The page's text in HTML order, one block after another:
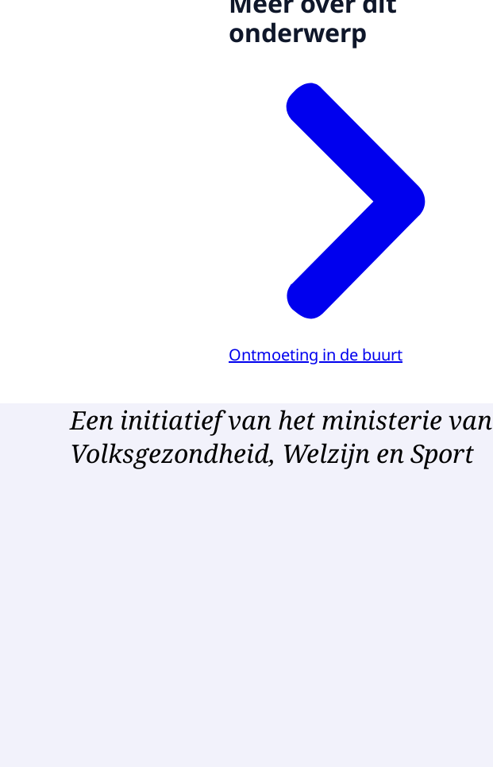
onderwerp
Ontmoeting in de buurt
Een initiatief van het ministerie van
Volksgezondheid, Welzijn en Sport